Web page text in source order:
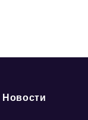
Новости